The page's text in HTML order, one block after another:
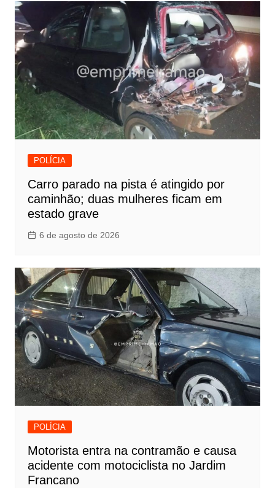
POLÍCIA
Carro parado na pista é atingido por
caminhão; duas mulheres ficam em
estado grave
6 de agosto de 2026
POLÍCIA
Motorista entra na contramão e causa
acidente com motociclista no Jardim
Francano